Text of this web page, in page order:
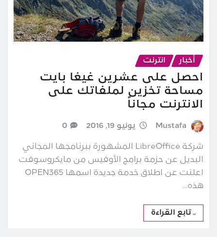
أخبار انترنت
احصل على عشرين غيغا بايت
مساحة تخزين لملفاتك على
الانترنت مجاناً
Mustafa يونيو 19, 2016 0
شركة LibreOffice المشهورة ببرنامجها المجاني
البديل عن حزمة برامج الأوفيس من مايكروسوفت
اعلنت عن اطلاق خدمة جديدة اسمها OPEN365
هذه…
.. تابع القراءة